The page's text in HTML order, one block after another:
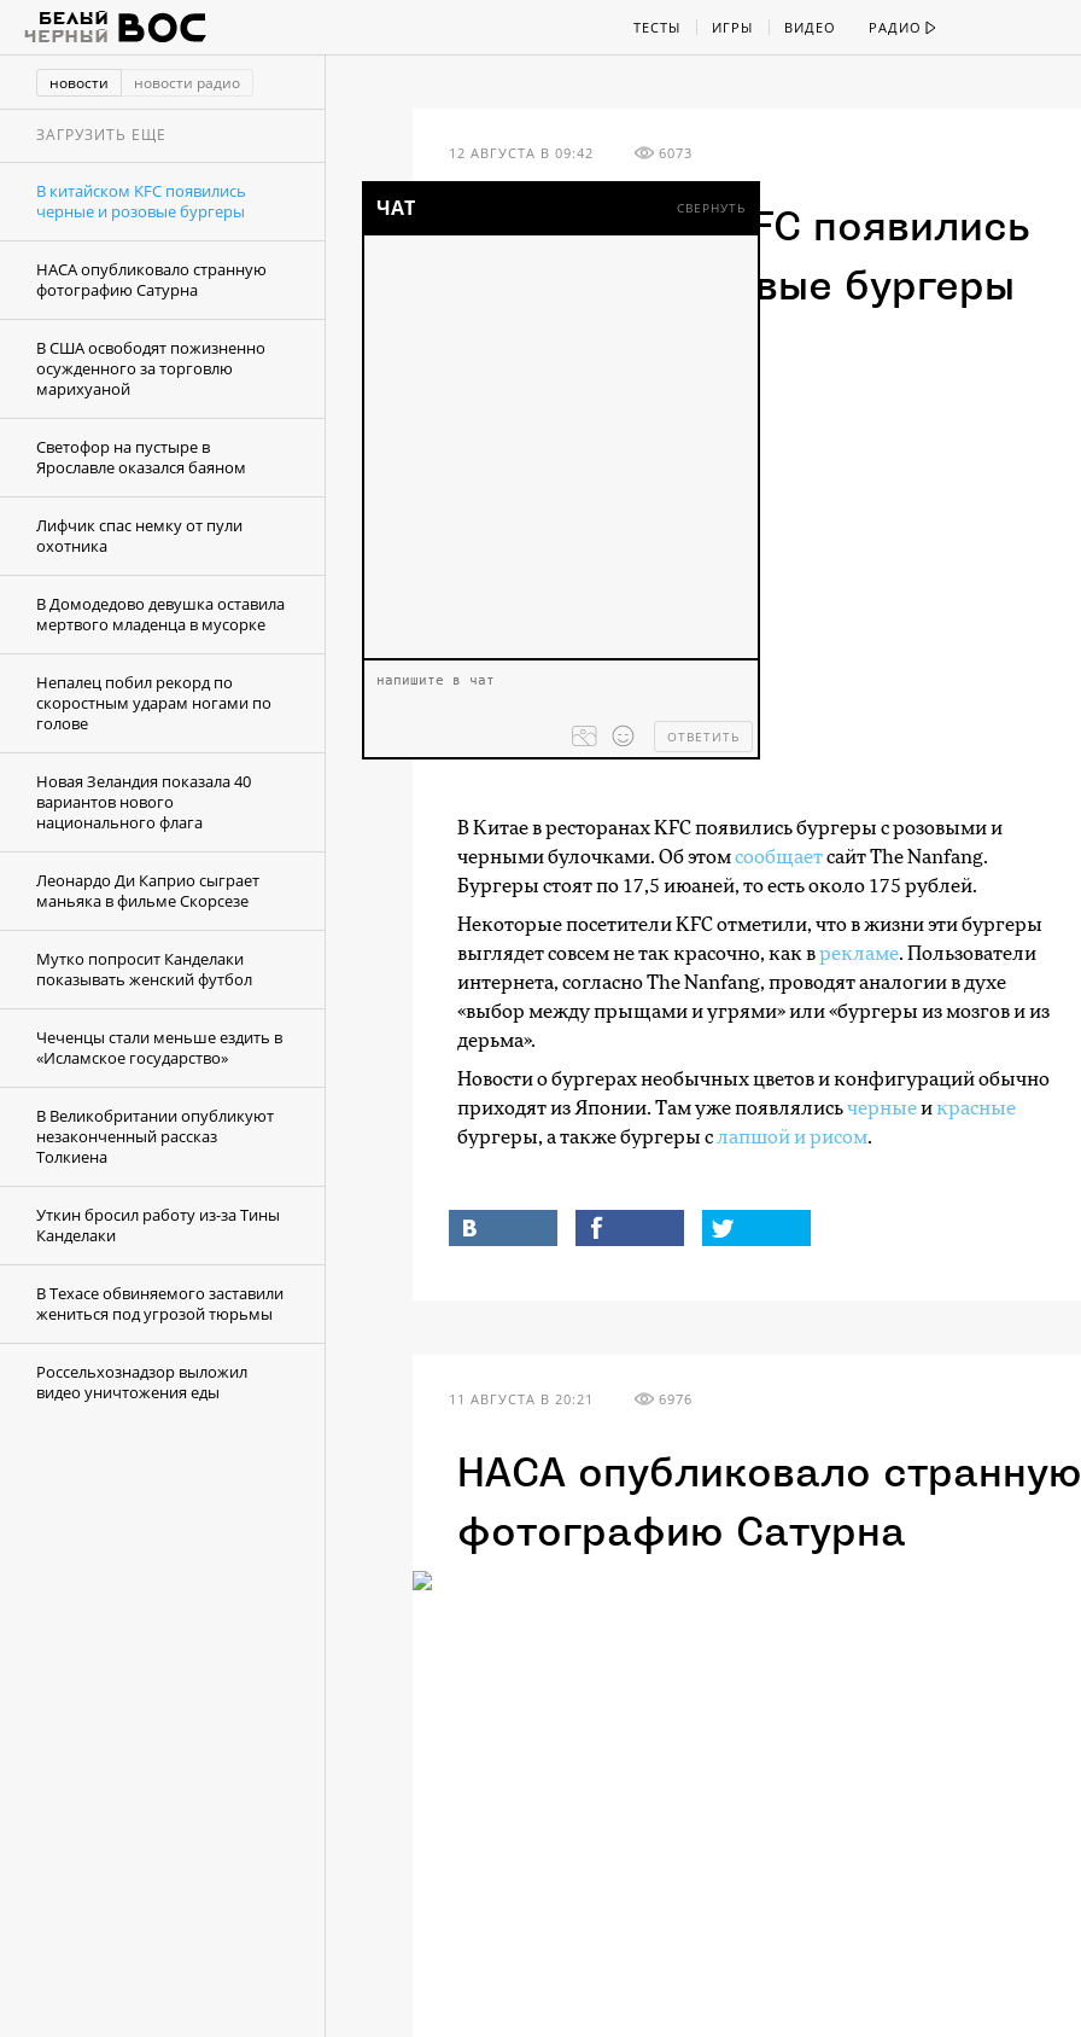
ТЕСТЫ ИГРЫ ВИДЕО РАДИО
ЧАТ СВЕРНУТЬ
ОТВЕТИТЬ
новости новости радио
ЗАГРУЗИТЬ ЕЩЕ
В китайском KFC появились
черные и розовые бургеры
НАСА опубликовало странную
фотографию Сатурна
В США освободят пожизненно
осужденного за торговлю
марихуаной
Светофор на пустыре в
Ярославле оказался баяном
Лифчик спас немку от пули
охотника
В Домодедово девушка оставила
мертвого младенца в мусорке
Непалец побил рекорд по
скоростным ударам ногами по
голове
Новая Зеландия показала 40
вариантов нового
национального флага
Леонардо Ди Каприо сыграет
маньяка в фильме Скорсезе
Мутко попросит Канделаки
показывать женский футбол
Чеченцы стали меньше ездить в
«Исламское государство»
В Великобритании опубликуют
незаконченный рассказ
Толкиена
Уткин бросил работу из-за Тины
Канделаки
В Техасе обвиняемого заставили
жениться под угрозой тюрьмы
Россельхознадзор выложил
видео уничтожения еды
12 АВГУСТА В 09:42 6073
В китайском KFC появились
черные и розовые бургеры
В Китае в ресторанах KFC появились бургеры с розовыми и
черными булочками. Об этомсообщаетсайт The Nanfang.
Бургеры стоят по 17,5 июаней, то есть около 175 рублей.
Некоторые посетители KFC отметили, что в жизни эти бургеры
выглядет совсем не так красочно, как врекламе. Пользователи
интернета, согласно The Nanfang, проводят аналогии в духе
«выбор между прыщами и угрями» или «бургеры из мозгов и из
дерьма».
Новости о бургерах необычных цветов и конфигураций обычно
приходят из Японии. Там уже появлялисьчерныеикрасные
бургеры, а также бургеры с лапшой и рисом.
11 АВГУСТА В 20:21 6976
НАСА опубликовало странную
фотографию Сатурна